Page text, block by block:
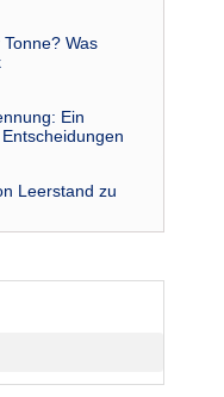
Was
Ein
Leerstand zu